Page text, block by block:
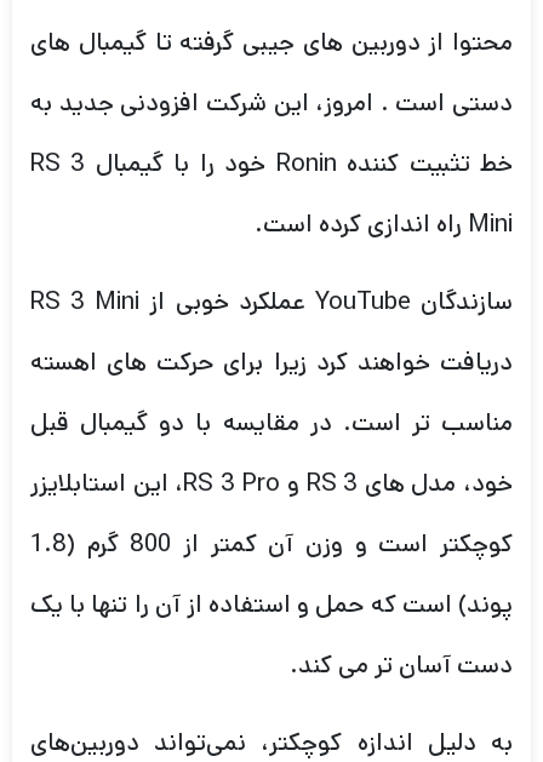
محتوا از دوربین های جیبی گرفته تا گیمبال های
دستی است . امروز، این شرکت افزودنی جدید به
خط تثبیت کننده Ronin خود را با گیمبال RS 3
Mini راه اندازی کرده است.
سازندگان YouTube عملکرد خوبی از RS 3 Mini
دریافت خواهند کرد زیرا برای حرکت های اهسته
مناسب تر است. در مقایسه با دو گیمبال قبل
خود، مدل های RS 3 و RS 3 Pro، این استابلایزر
کوچکتر است و وزن آن کمتر از 800 گرم (1.8
پوند) است که حمل و استفاده از آن را تنها با یک
دست آسان تر می کند.
به دلیل اندازه کوچکتر، نمی‌تواند دوربین‌های